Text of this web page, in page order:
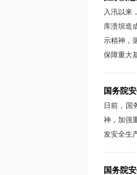
入汛以来
库溃坝造
示精神，
保障重大
国务院
日前，国
神，加强
发安全生
国务院